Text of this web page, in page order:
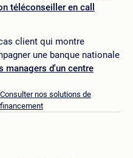
téléconseiller en call
client qui montre
une banque nationale
managers d'un centre
Consulter nos solutions de
financement